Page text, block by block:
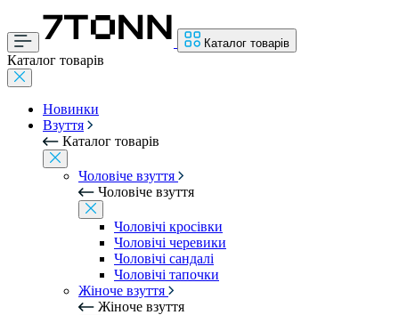
Каталог товарів
Каталог товарів
Новинки
Взуття
Каталог товарів
Чоловіче взуття
Чоловіче взуття
Чоловічі кросівки
Чоловічі черевики
Чоловічі сандалі
Чоловічі тапочки
Жіноче взуття
Жіноче взуття